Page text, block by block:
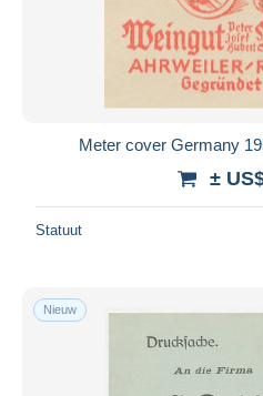
Meter cover Germany
±
Statuut
Nieuw